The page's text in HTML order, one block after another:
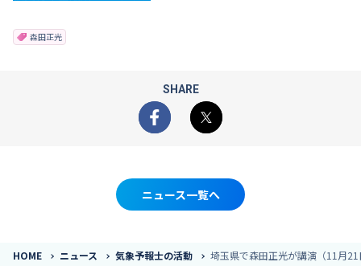
森田正光
SHARE
Facebook
X
ニュース一覧へ
HOME ニュース 気象予報士の活動 埼玉県で森田正光が講演（11月21